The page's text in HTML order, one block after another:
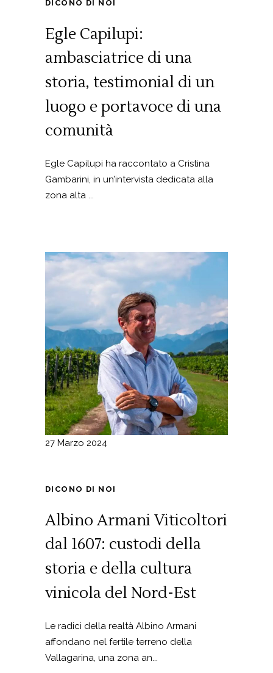
DICONO DI NOI
Egle Capilupi:
ambasciatrice di una
storia, testimonial di un
luogo e portavoce di una
comunità
Egle Capilupi ha raccontato a Cristina
Gambarini, in un’intervista dedicata alla
zona alta ...
27 Marzo 2024
DICONO DI NOI
Albino Armani Viticoltori
dal 1607: custodi della
storia e della cultura
vinicola del Nord-Est
Le radici della realtà Albino Armani
affondano nel fertile terreno della
Vallagarina, una zona an...